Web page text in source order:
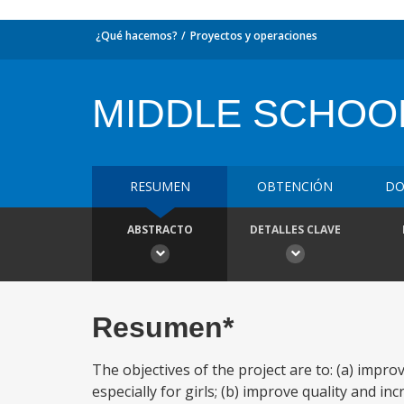
¿Qué hacemos? Proyectos y operaciones
MIDDLE
RESUMEN OBTENCIÓN
ABSTRACTO DETALLES CLAVE
Resumen*
The objectives of the project are to: (a)
especially for girls; (b) improve quality and